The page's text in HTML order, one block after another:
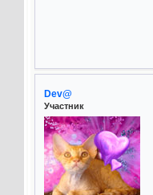
Dev@
Участник